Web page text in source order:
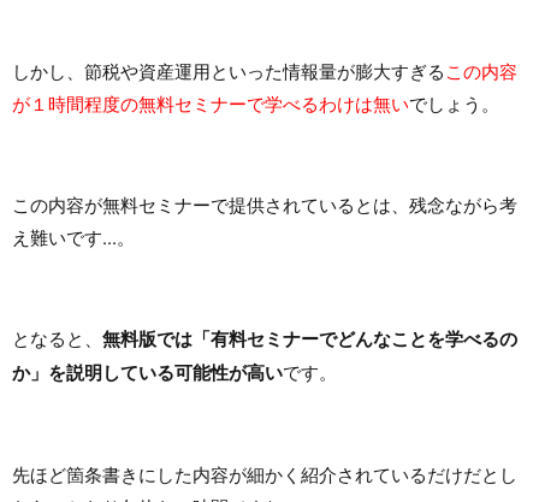
しかし、節税や資産運用といった情報量が膨大すぎるこの内容
が１時間程度の無料セミナーで学べるわけは無いでしょう。
この内容が無料セミナーで提供されているとは、残念ながら考
え難いです...。
となると、 無料版では「有料セミナーでどんなことを学べるの
か」を説明している可能性が高いです。
先ほど箇条書きにした内容が細かく紹介されているだけだとし